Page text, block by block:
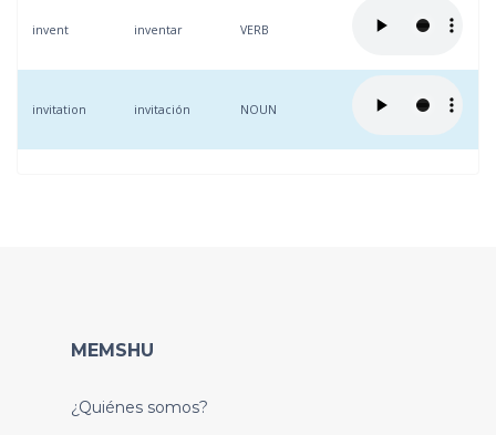
invent inventar VERB
invitation invitación NOUN
MEMSHU
¿Quiénes somos?